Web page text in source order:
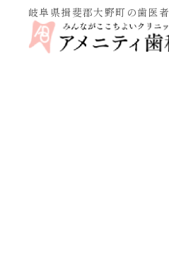
岐阜県揖斐郡大野町の歯医者